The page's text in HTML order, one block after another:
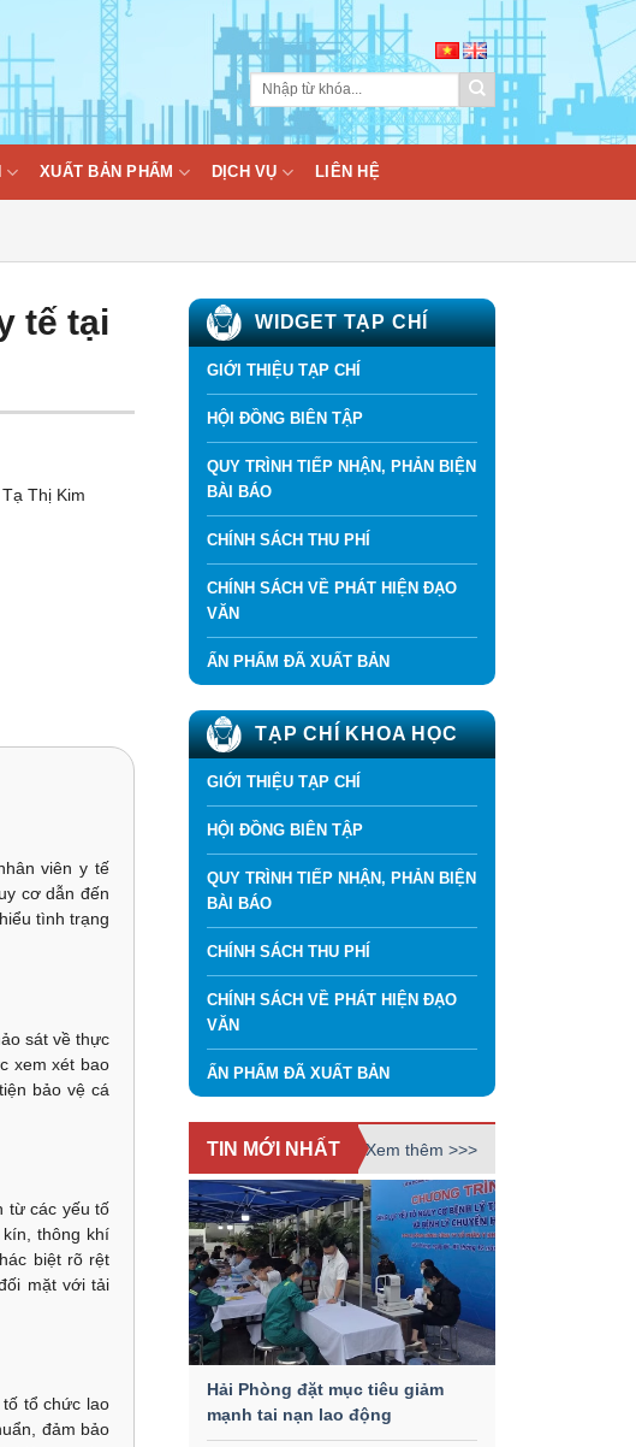
XUẤT BẢN PHẨM DỊCH VỤ LIÊN HỆ
tế tại
Thị Kim
viên y tế
cơ dẫn đến
tình trạng
sát về thực
xem xét bao
bảo vệ cá
từ các yếu tố
thông khí
biệt rõ rệt
mặt với tải
tổ chức lao
đảm bảo
WIDGET TẠP CHÍ
GIỚI THIỆU TẠP CHÍ
HỘI ĐỒNG BIÊN TẬP
QUY TRÌNH TIẾP NHẬN, PHẢN BIỆN
BÀI BÁO
CHÍNH SÁCH THU PHÍ
CHÍNH SÁCH VỀ PHÁT HIỆN ĐẠO
VĂN
ẤN PHẨM ĐÃ XUẤT BẢN
TẠP CHÍ KHOA HỌC
GIỚI THIỆU TẠP CHÍ
HỘI ĐỒNG BIÊN TẬP
QUY TRÌNH TIẾP NHẬN, PHẢN BIỆN
BÀI BÁO
CHÍNH SÁCH THU PHÍ
CHÍNH SÁCH VỀ PHÁT HIỆN ĐẠO
VĂN
ẤN PHẨM ĐÃ XUẤT BẢN
TIN MỚI NHẤT Xem thêm >>>
Hải Phòng đặt mục tiêu giảm
mạnh tai nạn lao động